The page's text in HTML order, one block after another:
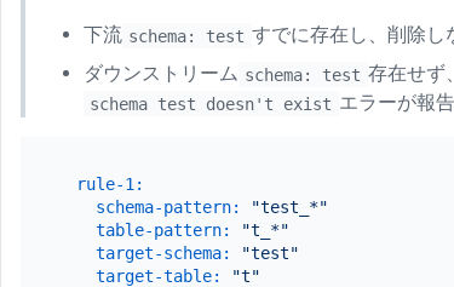
下流 schema: test すでに存在し、削除し
ダウンストリーム schema: test 存在せず
schema test doesn't exist エラーが報
rule-1:
schema-pattern:
"test_*"
table-pattern:
"t_*"
target-schema:
"test"
target-table:
"t"